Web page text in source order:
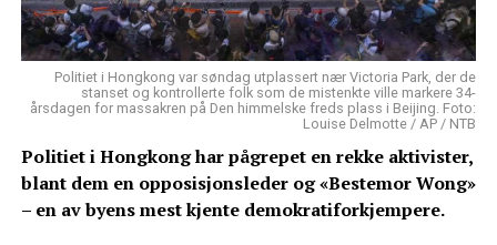
Politiet i Hongkong var søndag utplassert nær Victoria Park, der de
stanset og kontrollerte folk som de mistenkte ville markere 34-
årsdagen for massakren på Den himmelske freds plass i Beijing. Foto:
Louise Delmotte / AP / NTB
Politiet i Hongkong har pågrepet en rekke aktivister,
blant dem en opposisjonsleder og «Bestemor Wong»
– en av byens mest kjente demokratiforkjempere.